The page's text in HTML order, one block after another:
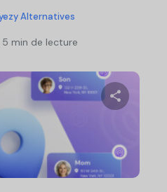
Alternatives
5 min de lecture